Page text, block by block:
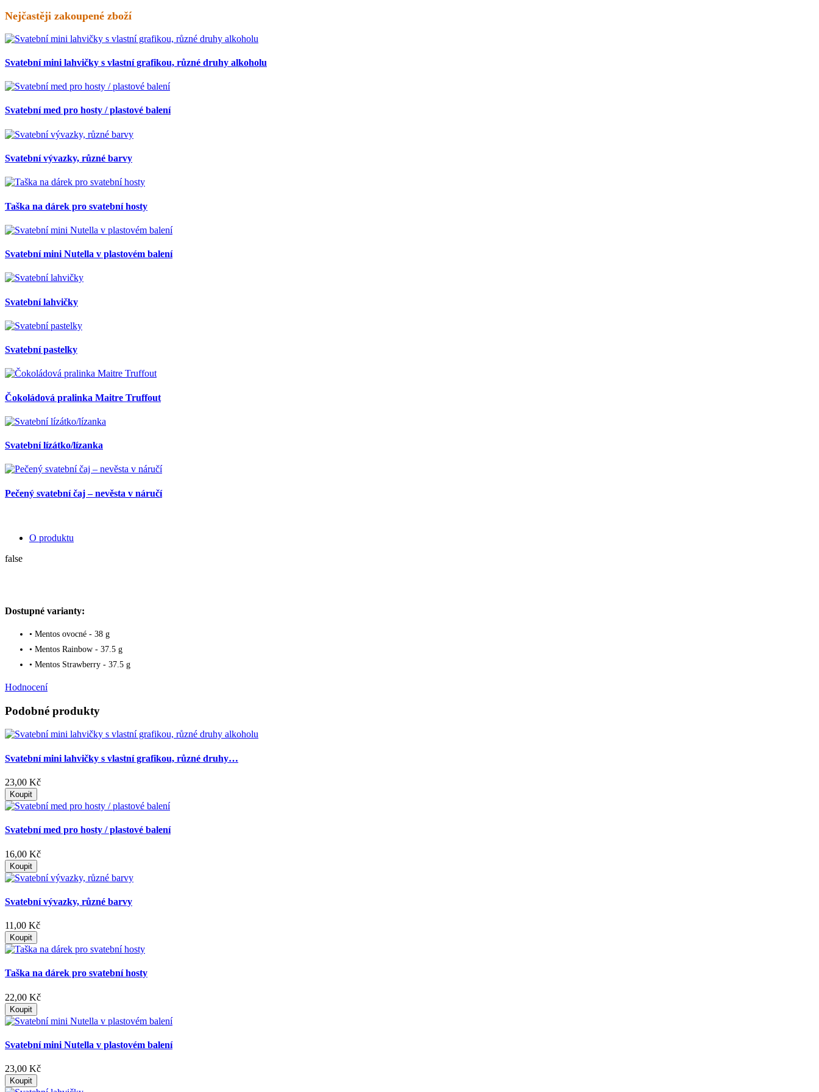
Nejčastěji zakoupené zboží
Svatební mini lahvičky s vlastní grafikou, různé druhy alkoholu
Svatební med pro hosty / plastové balení
Svatební vývazky, různé barvy
Taška na dárek pro svatební hosty
Svatební mini Nutella v plastovém balení
Svatební lahvičky
Svatební pastelky
Čokoládová pralinka Maitre Truffout
Svatební lízátko/lízanka
Pečený svatební čaj – nevěsta v náručí
O produktu
false
Dostupné varianty:
• Mentos ovocné - 38 g
• Mentos Rainbow - 37.5 g
• Mentos Strawberry - 37.5 g
Hodnocení
Podobné produkty
Svatební mini lahvičky s vlastní grafikou, různé druhy…
23,00 Kč
Koupit
Svatební med pro hosty / plastové balení
16,00 Kč
Koupit
Svatební vývazky, různé barvy
11,00 Kč
Koupit
Taška na dárek pro svatební hosty
22,00 Kč
Koupit
Svatební mini Nutella v plastovém balení
23,00 Kč
Koupit